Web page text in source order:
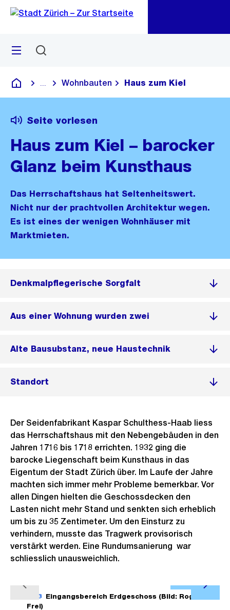
Navigation
Sprunglink
Menü
Deutsch
Blende alle Breadcrumbs ein
Wohnbauten Haus zum Kiel
Seite vorlesen
Haus zum Kiel – barocker
Glanz beim Kunsthaus
Das Herrschaftshaus hat Seltenheitswert.
Nicht nur der prachtvollen Architektur wegen.
Es ist eines der wenigen Wohnhäuser mit
Marktmieten.
Denkmalpflegerische Sorgfalt
Aus einer Wohnung wurden zwei
Alte Bausubstanz, neue Haustechnik
Standort
Der Seidenfabrikant Kaspar Schulthess-Haab liess
das Herrschaftshaus mit den Nebengebäuden in den
Jahren 1716 bis 1718 errichten. 1932 ging die
barocke Liegenschaft beim Kunsthaus in das
Eigentum der Stadt Zürich über. Im Laufe der Jahre
machten sich immer mehr Probleme bemerkbar. Vor
allen Dingen hielten die Geschossdecken den
Lasten nicht mehr Stand und senkten sich erheblich
um bis zu 35 Zentimeter. Um den Einsturz zu
verhindern, musste das Tragwerk provisorisch
verstärkt werden. Eine Rundumsanierung war
schliesslich unausweichlich.
o
f
1/13 Eingangsbereich Erdgeschoss (Bild: Roger
Frei)